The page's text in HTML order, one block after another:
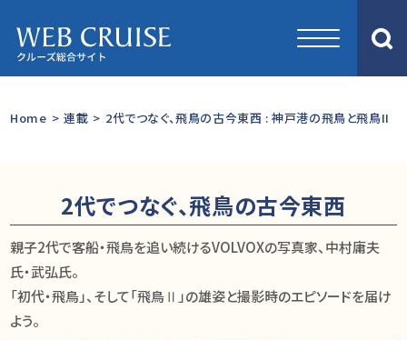
Home > 連載 > 2代でつなぐ、飛鳥の古今東西 : 神戸港の飛鳥と飛鳥II
2代でつなぐ、飛鳥の古今東西
親⼦2代で客船・飛鳥を追い続けるVOLVOXの写真家、中村庸夫
⽒・武弘⽒。
「初代・⾶⿃」、そして「⾶⿃Ⅱ」の雄姿と撮影時のエピソードを届け
よう。